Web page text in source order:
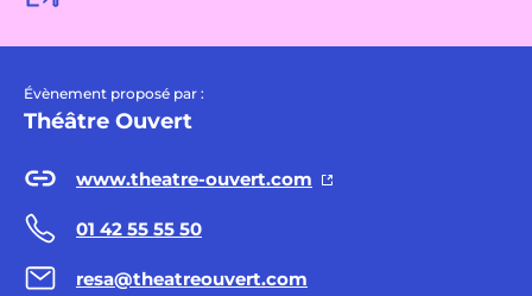
Évènement proposé par :
Théâtre Ouvert
www.theatre-ouvert.com
01 42 55 55 50
resa@theatreouvert.com